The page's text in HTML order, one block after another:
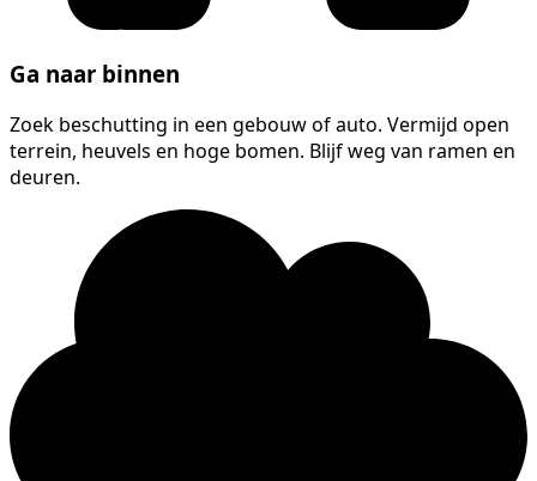
Ga naar binnen
Zoek beschutting in een gebouw of auto. Vermijd open
terrein, heuvels en hoge bomen. Blijf weg van ramen en
deuren.